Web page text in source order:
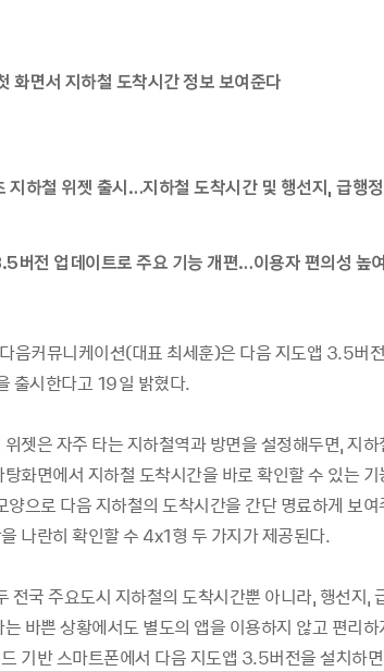
화면서 지하철 도착시간 정보 보여준다
지하철 위젯 출시…지하철 도착시간 및 행선지, 급행
버전 업데이트로 주요 기능 개편…이용자 편의성 높여
커뮤니케이션(대표 최세훈)은 다음 지도앱 3.5버전
출시한다고 19일 밝혔다.
젯은 자주 타는 지하철역과 방면을 설정해두면, 지
화면에서 지하철 도착시간을 바로 확인할 수 있는
양으로 다음 지하철의 도착시간을 간단 명료하게 보
나란히 확인할 수 4x1형 두 가지가 제공된다.
전국 주요도시 지하철의 도착시간뿐 아니라, 행선지
바쁜 상황에서도 별도의 앱을 이용하지 않고 편리
기반 스마트폰에서 다음 지도앱 3.5버전을 설치하